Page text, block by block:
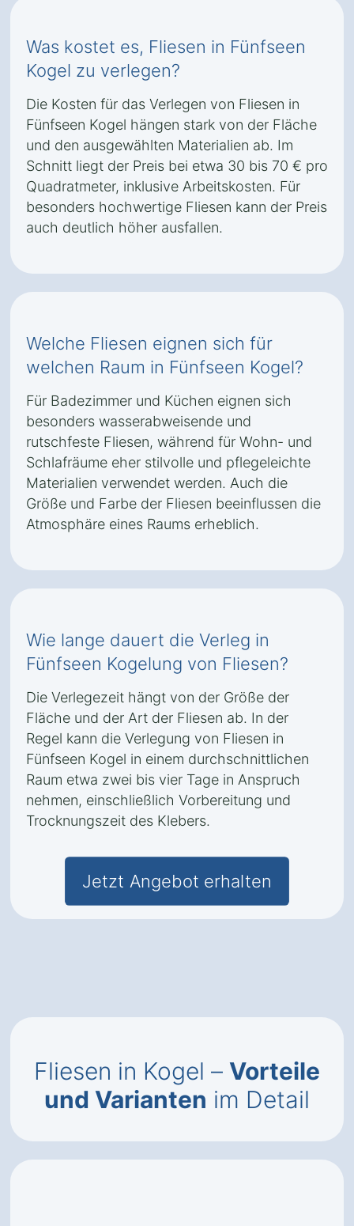
Was kostet es, Fliesen in Fünfseen
Kogel zu verlegen?
Die Kosten für das Verlegen von Fliesen in
Fünfseen Kogel hängen stark von der Fläche
und den ausgewählten Materialien ab. Im
Schnitt liegt der Preis bei etwa 30 bis 70 € pro
Quadratmeter, inklusive Arbeitskosten. Für
besonders hochwertige Fliesen kann der Preis
auch deutlich höher ausfallen.
Welche Fliesen eignen sich für
welchen Raum in Fünfseen Kogel?
Für Badezimmer und Küchen eignen sich
besonders wasserabweisende und
rutschfeste Fliesen, während für Wohn- und
Schlafräume eher stilvolle und pflegeleichte
Materialien verwendet werden. Auch die
Größe und Farbe der Fliesen beeinflussen die
Atmosphäre eines Raums erheblich.
Wie lange dauert die Verleg in
Fünfseen Kogelung von Fliesen?
Die Verlegezeit hängt von der Größe der
Fläche und der Art der Fliesen ab. In der
Regel kann die Verlegung von Fliesen in
Fünfseen Kogel in einem durchschnittlichen
Raum etwa zwei bis vier Tage in Anspruch
nehmen, einschließlich Vorbereitung und
Trocknungszeit des Klebers.
Jetzt Angebot erhalten
Fliesen in Kogel – Vorteile
und Varianten im Detail